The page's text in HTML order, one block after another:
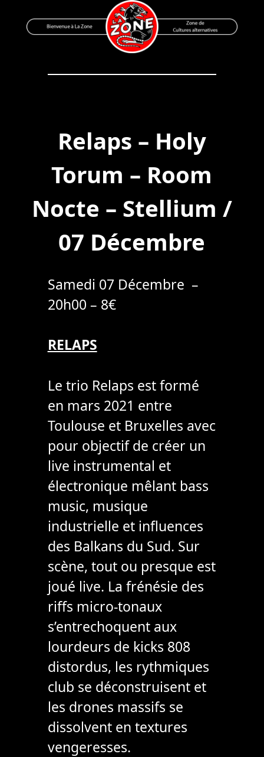
to
Bienvenue à La Zone
Zone de Cultures Alternatives
Relaps – Holy
Torum – Room
Nocte – Stellium /
07 Décembre
Samedi 07 Décembre –
20h00 – 8€
RELAPS
Le trio Relaps est formé
en mars 2021 entre
Toulouse et Bruxelles avec
pour objectif de créer un
live instrumental et
électronique mêlant bass
music, musique
industrielle et influences
des Balkans du Sud. Sur
scène, tout ou presque est
joué live. La frénésie des
riffs micro-tonaux
s’entrechoquent aux
lourdeurs de kicks 808
distordus, les rythmiques
club se déconstruisent et
les drones massifs se
dissolvent en textures
vengeresses.